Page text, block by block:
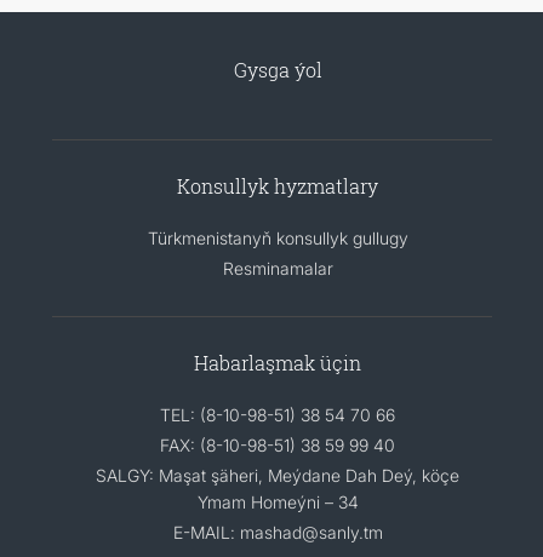
Gysga ýol
Konsullyk hyzmatlary
Türkmenistanyň konsullyk gullugy
Resminamalar
Habarlaşmak üçin
TEL: (8-10-98-51) 38 54 70 66
FAX: (8-10-98-51) 38 59 99 40
SALGY: Maşat şäheri, Meýdane Dah Deý, köçe
Ymam Homeýni – 34
E-MAIL: mashad@sanly.tm